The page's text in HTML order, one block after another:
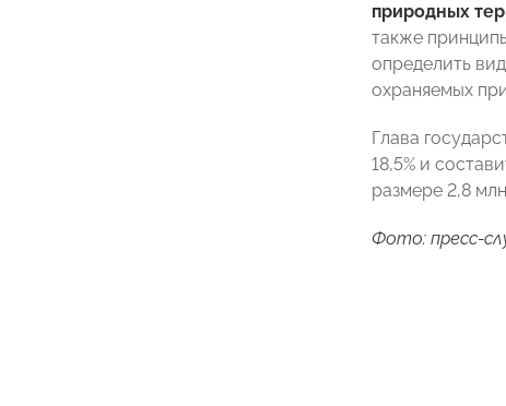
природных
также
определить
охраняемых
Глава
18,5% и
размере 2,8
Фото: пресс-